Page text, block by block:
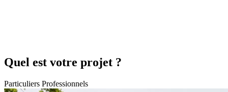
Quel est votre projet ?
Particuliers Professionnels